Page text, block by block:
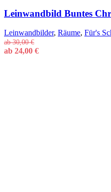
Leinwandbild Buntes
Leinwandbilder, Räume, Für's
ab30,00€
ab 24,00 €